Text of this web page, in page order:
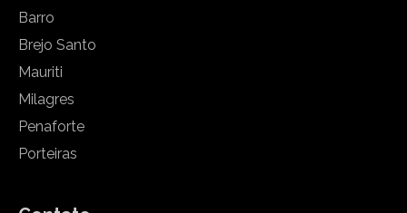
Barro
Brejo Santo
Mauriti
Milagres
Penaforte
Porteiras